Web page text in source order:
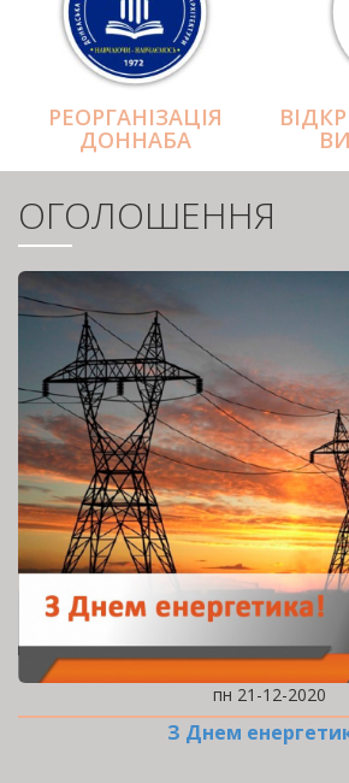
РЕОРГАНІЗАЦІЯ
ДОННАБА
ОГОЛОШЕННЯ
пн 21-12-2020
З Днем